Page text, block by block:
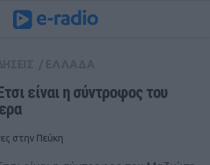
είναι η σύντροφος του
στην Πεύκη